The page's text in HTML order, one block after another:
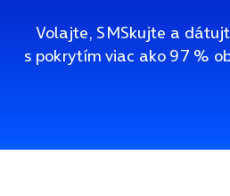
Volajte, SMSkujte a
s pokrytím viac ako 97 %